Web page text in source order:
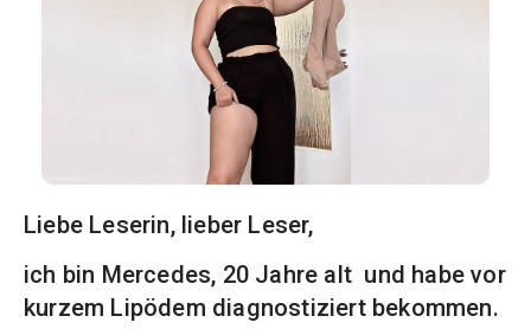
Liebe Leserin, lieber Leser,
ich bin Mercedes, 20 Jahre alt und habe vor
kurzem Lipödem diagnostiziert bekommen.